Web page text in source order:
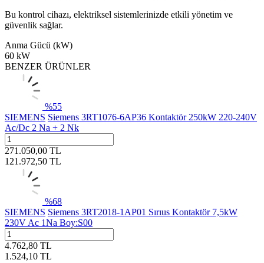
Bu kontrol cihazı, elektriksel sistemlerinizde etkili yönetim ve
güvenlik sağlar.
Anma Gücü (kW)
60 kW
BENZER ÜRÜNLER
%55
SIEMENS Siemens 3RT1076-6AP36 Kontaktör 250kW 220-240V
Ac/Dc 2 Na + 2 Nk
271.050,00 TL
121.972,50 TL
%68
SIEMENS Siemens 3RT2018-1AP01 Sırıus Kontaktör 7,5kW
230V Ac 1Na Boy:S00
4.762,80 TL
1.524,10 TL